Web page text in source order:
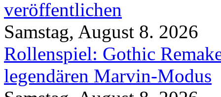
veröffentlichen
Samstag, August 8. 2026
Rollenspiel: Gothic
legendären Marvin-Modus